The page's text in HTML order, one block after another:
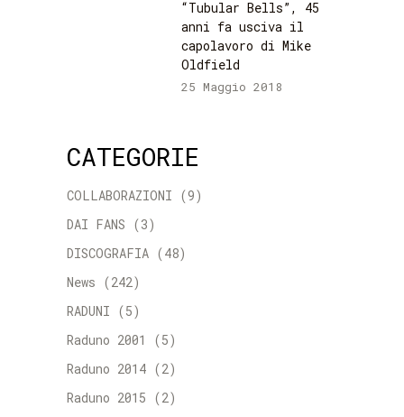
“Tubular Bells”, 45
anni fa usciva il
capolavoro di Mike
Oldfield
25 Maggio 2018
CATEGORIE
COLLABORAZIONI (9)
DAI FANS (3)
DISCOGRAFIA (48)
News (242)
RADUNI (5)
Raduno 2001
(5)
Raduno 2014 (2)
Raduno 2015 (2)